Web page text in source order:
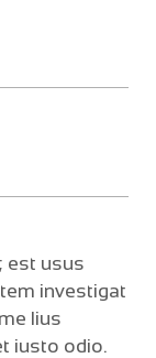
est usus
investigat
lius
iusto odio.